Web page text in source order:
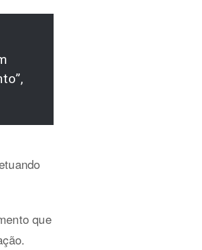
que